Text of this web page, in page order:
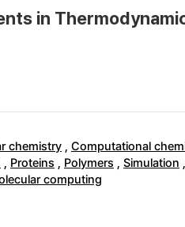
in
chemistry , Computational
, Proteins , Polymers , Simulation ,
computing